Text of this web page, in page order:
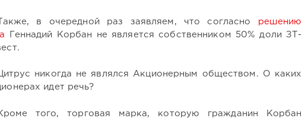
Также, в очередной раз заявляем, что согласно
решению
Геннадий Корбан не является собственником 50% доли ЗТ-
Цитрус никогда не являлся Акционерным обществом. О каких
идет речь?
того, торговая марка, которую гражданин Корбан